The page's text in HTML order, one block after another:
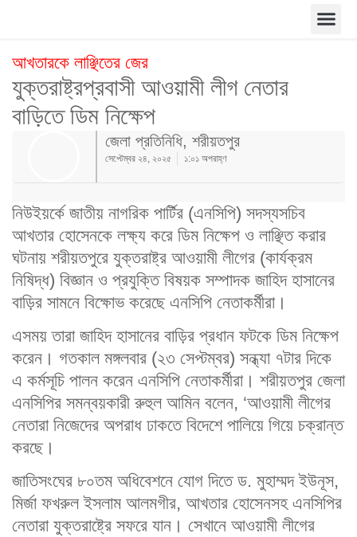
আখতারকে লাঞ্ছিতের জের
যুক্তরাষ্ট্রপ্রবাসী আওয়ামী লীগ নেতার
বাড়িতে ডিম নিক্ষেপ
জেলা প্রতিনিধি, শরীয়তপুর
সেপ্টেম্বর ২৪, ২০২৫ ১:০১ অপরাহ্ণ
নিউইয়র্কে জাতীয় নাগরিক পার্টির (এনসিপি) সদস্যসচিব
আখতার হোসেনকে লক্ষ্য করে ডিম নিক্ষেপ ও লাঞ্ছিত করার
ঘটনায় শরীয়তপুরে যুক্তরাষ্ট্র আওয়ামী লীগের (কার্যক্রম
নিষিদ্ধ) বিজ্ঞান ও প্রযুক্তি বিষয়ক সম্পাদক জাহিদ হাসানের
বাড়ির সামনে বিক্ষোভ করেছে এনসিপি নেতাকর্মীরা।
এসময় তারা জাহিদ হাসানের বাড়ির প্রধান ফটকে ডিম নিক্ষেপ
করেন। গতকাল মঙ্গলবার (২৩ সেপ্টম্বর) সন্ধ্যা ৭টার দিকে
এ কর্মসূচি পালন করেন এনসিপি নেতাকর্মীরা। শরীয়তপুর জেলা
এনসিপির সমন্বয়কারী রুহুল আমিন বলেন, ‘আওয়ামী লীগের
নেতারা নিজেদের অপরাধ ঢাকতে বিদেশে পালিয়ে গিয়ে চক্রান্ত
করছে।
জাতিসংঘের ৮০তম অধিবেশনে যোগ দিতে ড. মুহাম্মদ ইউনূস,
মির্জা ফখরুল ইসলাম আলমগীর, আখতার হোসেনসহ এনসিপির
নেতারা যুক্তরাষ্ট্রে সফরে যান। সেখানে আওয়ামী লীগের